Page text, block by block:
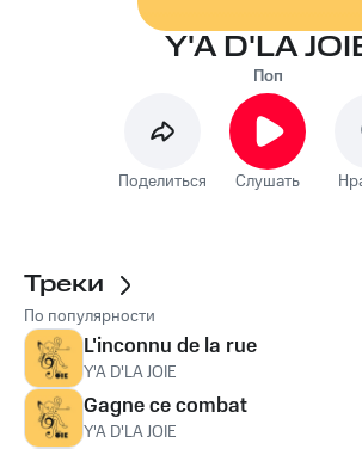
Y'A D'LA
Поп
Поделиться Слушать
Треки
По популярности
L'inconnu de la rue
Y'A D'LA JOIE
Gagne ce combat
Y'A D'LA JOIE